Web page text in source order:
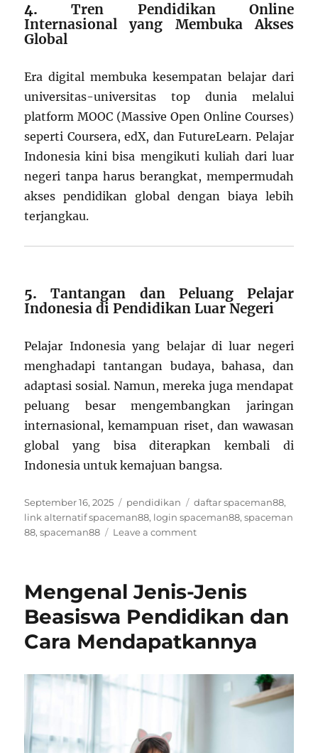
4.Tren Pendidikan Online
Internasional yang Membuka Akses
Global
Era digital membuka kesempatan belajar dari
universitas-universitas top dunia melalui
platform MOOC (Massive Open Online Courses)
seperti Coursera, edX, dan FutureLearn. Pelajar
Indonesia kini bisa mengikuti kuliah dari luar
negeri tanpa harus berangkat, mempermudah
akses pendidikan global dengan biaya lebih
terjangkau.
5.Tantangan dan Peluang Pelajar
Indonesia di Pendidikan Luar Negeri
Pelajar Indonesia yang belajar di luar negeri
menghadapi tantangan budaya, bahasa, dan
adaptasi sosial. Namun, mereka juga mendapat
peluang besar mengembangkan jaringan
internasional, kemampuan riset, dan wawasan
global yang bisa diterapkan kembali di
Indonesia untuk kemajuan bangsa.
Posted
on
September 16, 2025 Categories
pendidikan Tags
daftar spaceman88,
link alternatif spaceman88, login spaceman88,spaceman
88,spaceman88 Leave a commenton
tentang
Pendidikan
Indonesia
dan
Kesempatan
Mengenal Jenis-Jenis
Beasiswa Pendidikan dan
Cara Mendapatkannya